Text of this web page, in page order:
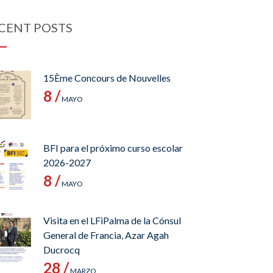
POSTS
15Ème Concours de Nouvelles
8 /MAYO
BFI para el próximo curso escolar
2026-2027
8 /MAYO
Visita en el LFiPalma de la Cónsul
General de Francia, Azar Agah
Ducrocq
28 /MARZO